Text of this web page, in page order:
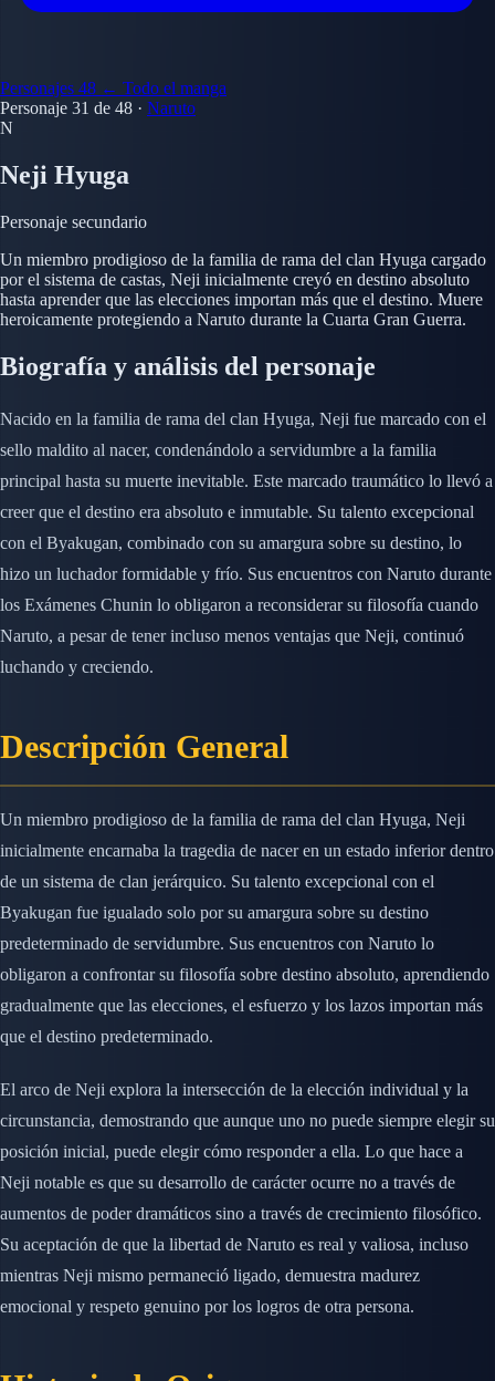
Personajes 48 ← Todo el manga
Personaje 31 de 48 · Naruto
N
Neji Hyuga
Personaje secundario
Un miembro prodigioso de la familia de rama del clan Hyuga cargado
por el sistema de castas, Neji inicialmente creyó en destino absoluto
hasta aprender que las elecciones importan más que el destino. Muere
heroicamente protegiendo a Naruto durante la Cuarta Gran Guerra.
Biografía y análisis del personaje
Nacido en la familia de rama del clan Hyuga, Neji fue marcado con el
sello maldito al nacer, condenándolo a servidumbre a la familia
principal hasta su muerte inevitable. Este marcado traumático lo llevó a
creer que el destino era absoluto e inmutable. Su talento excepcional
con el Byakugan, combinado con su amargura sobre su destino, lo
hizo un luchador formidable y frío. Sus encuentros con Naruto durante
los Exámenes Chunin lo obligaron a reconsiderar su filosofía cuando
Naruto, a pesar de tener incluso menos ventajas que Neji, continuó
luchando y creciendo.
Descripción General
Un miembro prodigioso de la familia de rama del clan Hyuga, Neji
inicialmente encarnaba la tragedia de nacer en un estado inferior dentro
de un sistema de clan jerárquico. Su talento excepcional con el
Byakugan fue igualado solo por su amargura sobre su destino
predeterminado de servidumbre. Sus encuentros con Naruto lo
obligaron a confrontar su filosofía sobre destino absoluto, aprendiendo
gradualmente que las elecciones, el esfuerzo y los lazos importan más
que el destino predeterminado.
El arco de Neji explora la intersección de la elección individual y la
circunstancia, demostrando que aunque uno no puede siempre elegir su
posición inicial, puede elegir cómo responder a ella. Lo que hace a
Neji notable es que su desarrollo de carácter ocurre no a través de
aumentos de poder dramáticos sino a través de crecimiento filosófico.
Su aceptación de que la libertad de Naruto es real y valiosa, incluso
mientras Neji mismo permaneció ligado, demuestra madurez
emocional y respeto genuino por los logros de otra persona.